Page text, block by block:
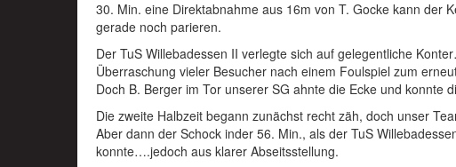
30. Min. eine Direktabnahme aus 16m von T. Gocke kann der
gerade noch parieren.
Der TuS Willebadessen II verlegte sich auf gelegentliche
Überraschung vieler Besucher nach einem Foulspiel zum
Doch B. Berger im Tor unserer SG ahnte die Ecke und konnte
Die zweite Halbzeit begann zunächst recht zäh, doch unser
Aber dann der Schock inder 56. Min., als der TuS
konnte….jedoch aus klarer Abseitsstellung.